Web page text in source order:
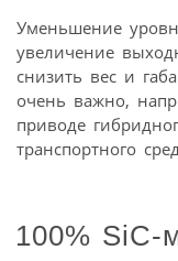
Уменьшение
увеличение
снизить вес и
очень важно,
приводе
транспортного
100% SiC-